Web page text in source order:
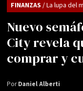
Nuevo
City revela
comprar y
FINANZAS / La lupa del
PorDaniel Alberti